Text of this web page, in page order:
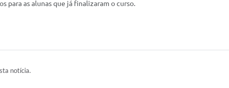
para as alunas que já finalizaram o curso.
notícia.